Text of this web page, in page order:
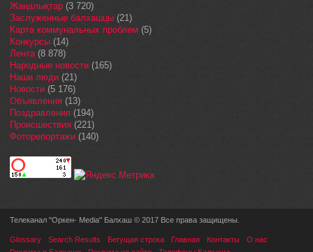
Жаңалықтар (3 720)
Заслуженные балхашцы (21)
Карта коммунальных проблем (5)
Конкурсы (14)
Лента(8 878)
Народные новости (165)
Наши люди (21)
Новости (5 176)
Объявления (13)
Поздравления (194)
Происшествия (221)
Фоторепортажи (140)
Телеканал "Оркен- Media" Балхаш © 2017 Все права защищены.
Glossary Search Results Бегущая строка Главная Контакты
О нас